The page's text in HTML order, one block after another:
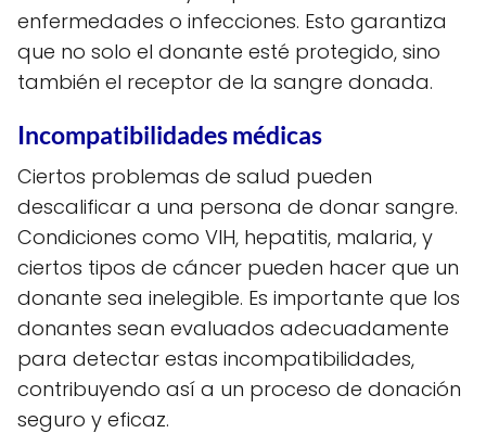
enfermedades o infecciones. Esto garantiza
que no solo el donante esté protegido, sino
también el receptor de la sangre donada.
Incompatibilidades médicas
Ciertos problemas de salud pueden
descalificar a una persona de donar sangre.
Condiciones como VIH, hepatitis, malaria, y
ciertos tipos de cáncer pueden hacer que un
donante sea inelegible. Es importante que los
donantes sean evaluados adecuadamente
para detectar estas incompatibilidades,
contribuyendo así a un proceso de donación
seguro y eficaz.